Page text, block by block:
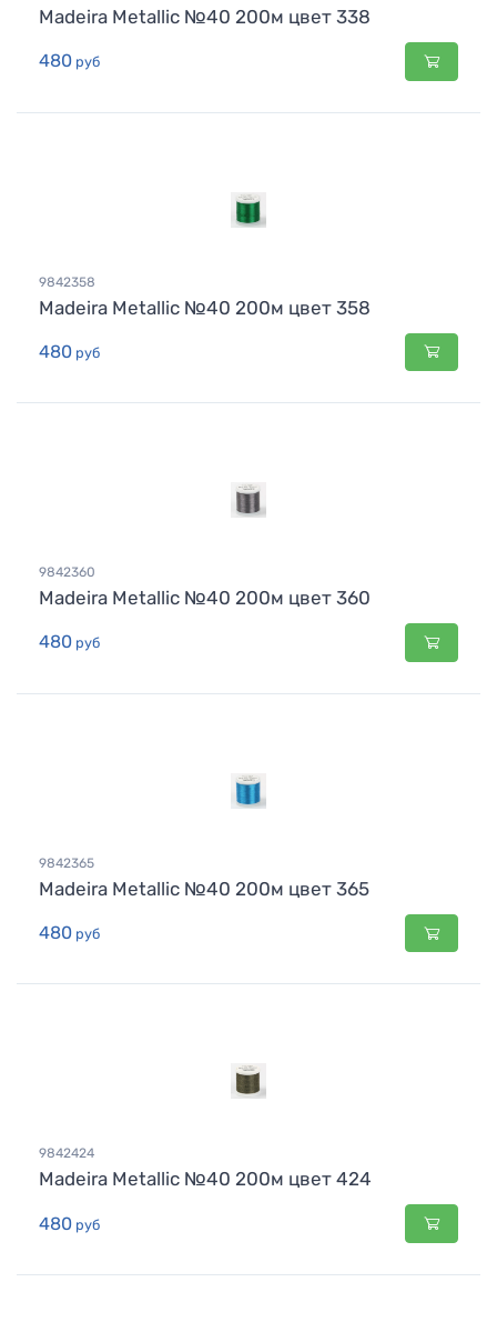
Madeira Metallic №40 200м цвет 338
480 руб
9842358
Madeira Metallic №40 200м цвет 358
480 руб
9842360
Madeira Metallic №40 200м цвет 360
480 руб
9842365
Madeira Metallic №40 200м цвет 365
480 руб
9842424
Madeira Metallic №40 200м цвет 424
480 руб